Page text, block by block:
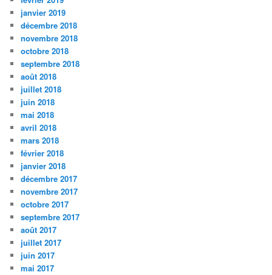
janvier 2019
décembre 2018
novembre 2018
octobre 2018
septembre 2018
août 2018
juillet 2018
juin 2018
mai 2018
avril 2018
mars 2018
février 2018
janvier 2018
décembre 2017
novembre 2017
octobre 2017
septembre 2017
août 2017
juillet 2017
juin 2017
mai 2017